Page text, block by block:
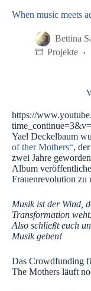
When music meets
Bettina
Projekte
https://
Yael Deckelbaum
of ther Mothers“,
zwei Jahre
Album
Frauenrevolution zu
Musik ist der Wind,
Transformation weht.
Also schließt euch
Musik geben!
Das Crowdfunding
The Mothers läuft